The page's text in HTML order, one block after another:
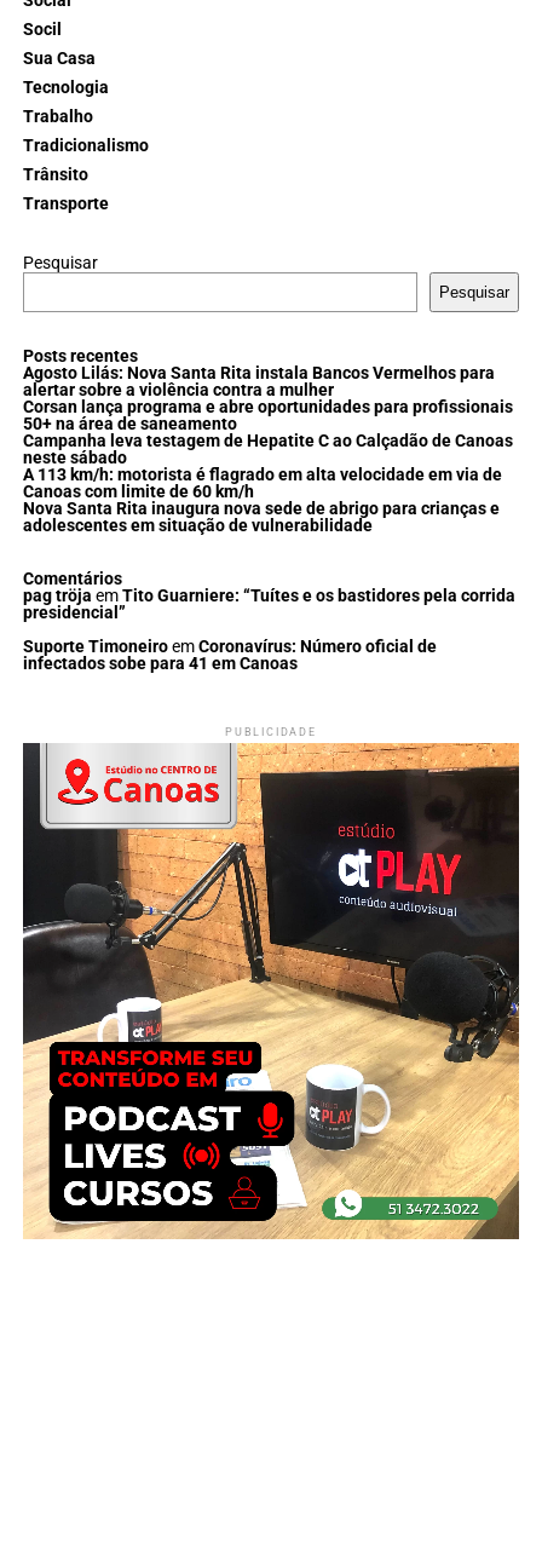
Socil
Sua Casa
Tecnologia
Trabalho
Tradicionalismo
Trânsito
Transporte
Pesquisar
Pesquisar
Posts recentes
Agosto Lilás: Nova Santa Rita instala Bancos Vermelhos para
alertar sobre a violência contra a mulher
Corsan lança programa e abre oportunidades para profissionais
50+ na área de saneamento
Campanha leva testagem de Hepatite C ao Calçadão de Canoas
neste sábado
A 113 km/h: motorista é flagrado em alta velocidade em via de
Canoas com limite de 60 km/h
Nova Santa Rita inaugura nova sede de abrigo para crianças e
adolescentes em situação de vulnerabilidade
Comentários
pag tröja emTito Guarniere: “Tuítes e os bastidores pela corrida
presidencial”
Suporte TimoneiroemCoronavírus: Número oficial de
infectados sobe para 41 em Canoas
PUBLICIDADE